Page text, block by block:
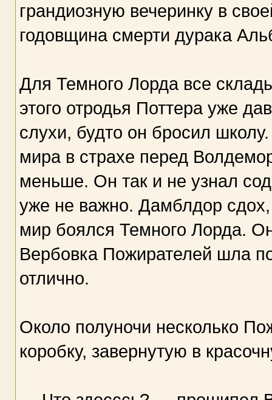
грандиозную вечеринку в
годовщина смерти дурака
Для Темного Лорда все
этого отродья Поттера уже
слухи, будто он бросил
мира в страхе перед
меньше. Он так и не узнал
уже не важно. Дамблдор
мир боялся Темного Лорда.
Вербовка Пожирателей шла
отлично.
Около полуночи несколько
коробку, завернутую в